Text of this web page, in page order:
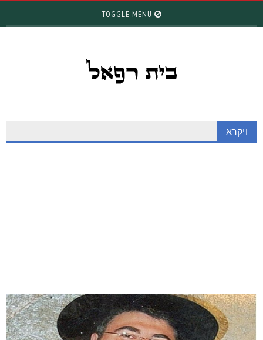
TOGGLE MENU
ויקרא